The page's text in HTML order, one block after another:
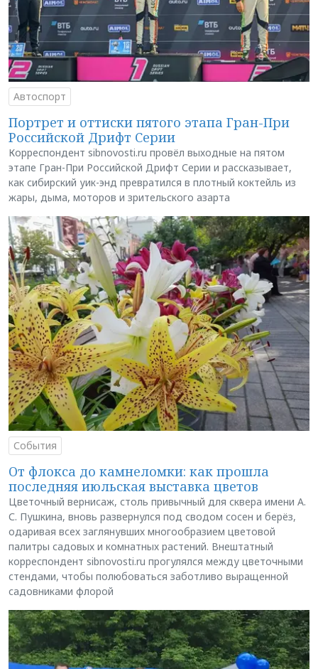
Автоспорт
Портрет и оттиски пятого этапа Гран-При
Российской Дрифт Серии
Корреспондент sibnovosti.ru провёл выходные на пятом
этапе Гран-При Российской Дрифт Серии и рассказывает,
как сибирский уик-энд превратился в плотный коктейль из
жары, дыма, моторов и зрительского азарта
События
От флокса до камнеломки: как прошла
последняя июльская выставка цветов
Цветочный вернисаж, столь привычный для сквера имени А.
С. Пушкина, вновь развернулся под сводом сосен и берёз,
одаривая всех заглянувших многообразием цветовой
палитры садовых и комнатных растений. Внештатный
корреспондент sibnovosti.ru прогулялся между цветочными
стендами, чтобы полюбоваться заботливо выращенной
садовниками флорой